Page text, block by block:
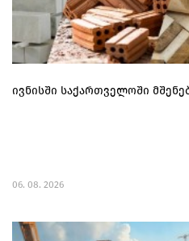
ივნისში საქართველოში
06. 08. 2026